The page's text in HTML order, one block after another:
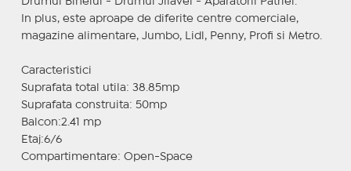
In plus, este aproape de diferite centre comerciale,
magazine alimentare, Jumbo, Lidl, Penny, Profi si Metro.
Caracteristici
Suprafata total utila: 38.85mp
Suprafata construita: 50mp
Balcon:2.41 mp
Etaj:6/6
Compartimentare: Open-Space